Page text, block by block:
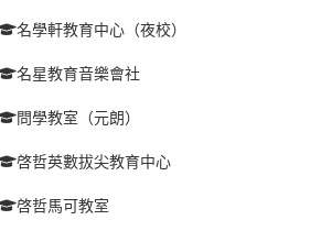
名學軒教育中心（夜校）
名星教育音樂會社
問學教室（元朗）
啓哲英數拔尖教育中心
啓哲馬可教室